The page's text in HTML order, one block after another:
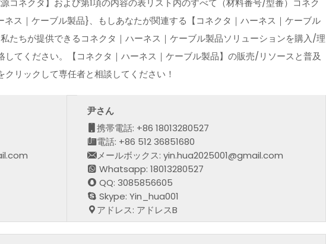
コネクタ】および第1項の内容の表リスト内のすべて（材料番号/型番）コネク
ス｜ケーブル製品}、もしあなたが関連する【コネクタ｜ハーネス｜ケーブル
たちが提供できるコネクタ｜ハーネス｜ケーブル製品ソリューションを購入/理
てください。【コネクタ｜ハーネス｜ケーブル製品】の販売/リソースと普及
リックして専任者と相談してください！
尹さん
携帯電話: +86 18013280527
電話: +86 512 36851680
メールボックス: yin.hua2025001@gmail.com
Whatsapp: 18013280527
QQ: 3085856605
Skype: Yin_hua001
アドレス: アドレスB